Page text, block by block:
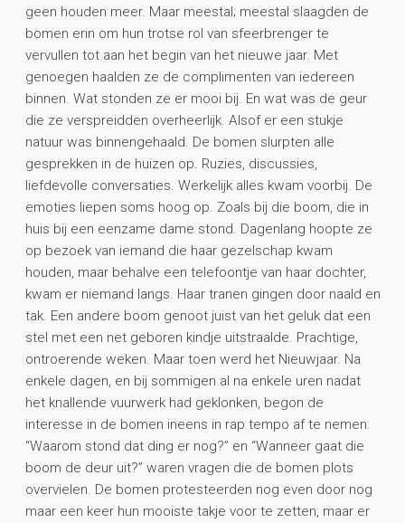
geen houden meer. Maar meestal; meestal slaagden de
bomen erin om hun trotse rol van sfeerbrenger te
vervullen tot aan het begin van het nieuwe jaar. Met
genoegen haalden ze de complimenten van iedereen
binnen. Wat stonden ze er mooi bij. En wat was de geur
die ze verspreidden overheerlijk. Alsof er een stukje
natuur was binnengehaald. De bomen slurpten alle
gesprekken in de huizen op. Ruzies, discussies,
liefdevolle conversaties. Werkelijk alles kwam voorbij. De
emoties liepen soms hoog op. Zoals bij die boom, die in
huis bij een eenzame dame stond. Dagenlang hoopte ze
op bezoek van iemand die haar gezelschap kwam
houden, maar behalve een telefoontje van haar dochter,
kwam er niemand langs. Haar tranen gingen door naald en
tak. Een andere boom genoot juist van het geluk dat een
stel met een net geboren kindje uitstraalde. Prachtige,
ontroerende weken. Maar toen werd het Nieuwjaar. Na
enkele dagen, en bij sommigen al na enkele uren nadat
het knallende vuurwerk had geklonken, begon de
interesse in de bomen ineens in rap tempo af te nemen.
“Waarom stond dat ding er nog?” en “Wanneer gaat die
boom de deur uit?” waren vragen die de bomen plots
overvielen. De bomen protesteerden nog even door nog
maar een keer hun mooiste takje voor te zetten, maar er